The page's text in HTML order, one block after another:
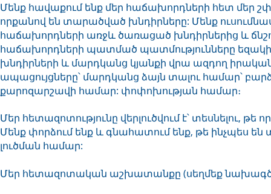
Մենք հավաքում ենք մեր հաճախորդների հետ մեր
որքանով են տարածված խնդիրները: Մենք
հաճախորդների առջև ծառացած խնդիրներից և
հաճախորդների պատմած պատմությունները
խնդիրների և մարդկանց կյանքի վրա ազդող
ապացույցները՝ մարդկանց ձայն տալու համար՝
քարոզարշավի համար: փոփոխության համար։
Մեր հետազոտությունը վերլուծվում է՝ տեսնելու,
Մենք փորձում ենք և գնահատում ենք, թե ինչպես
լուծման համար:
Մեր հետազոտական աշխատանքը (սեղմեք նախագծի